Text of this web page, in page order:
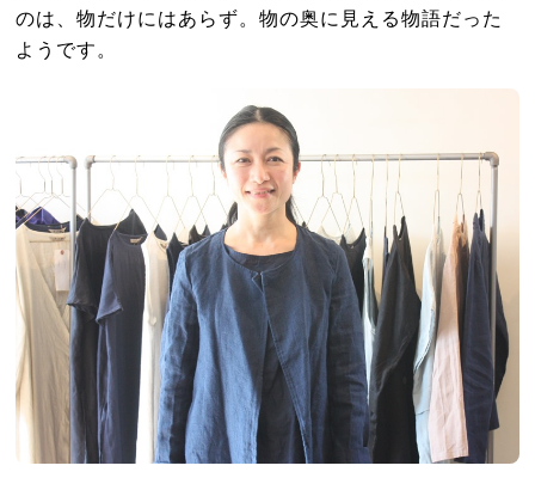
のは、物だけにはあらず。物の奥に見える物語だった
ようです。